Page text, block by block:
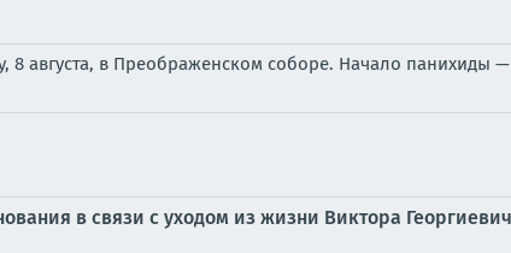
8 августа, в Преображенском соборе. Начало панихиды
в связи с уходом из жизни Виктора